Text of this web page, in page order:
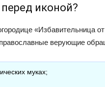
иконой?
«Избавительница
верующие
муках;